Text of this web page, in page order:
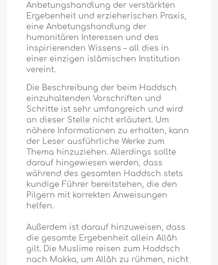
Anbetungshandlung der verstärkten
Ergebenheit und erzieherischen Praxis,
eine Anbetungshandlung der
humanitären Interessen und des
inspirierenden Wissens – all dies in
einer einzigen islâmischen Institution
vereint.
Die Beschreibung der beim Haddsch
einzuhaltenden Vorschriften und
Schritte ist sehr umfangreich und wird
an dieser Stelle nicht erläutert. Um
nähere Informationen zu erhalten, kann
der Leser ausführliche Werke zum
Thema hinzuziehen. Allerdings sollte
darauf hingewiesen werden, dass
während des gesamten Haddsch stets
kundige Führer bereitstehen, die den
Pilgern mit korrekten Anweisungen
helfen.
Außerdem ist darauf hinzuweisen, dass
die gesamte Ergebenheit allein Allâh
gilt. Die Muslime reisen zum Haddsch
nach Makka, um Allâh zu rühmen, nicht